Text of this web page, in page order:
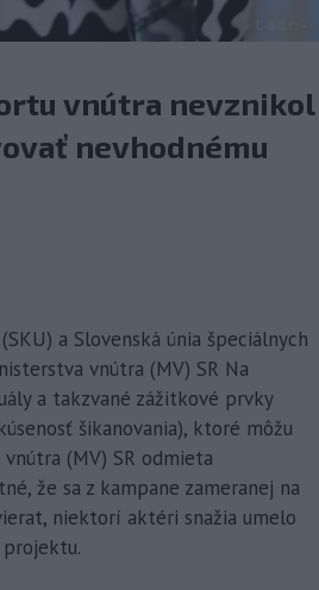
vnútra nevznikol
nevhodnému
a Slovenská únia špeciálnych
vnútra (MV) SR Na
a takzvané zážitkové prvky
šikanovania), ktoré môžu
(MV) SR odmieta
že sa z kampane zameranej na
niektorí aktéri snažia umelo